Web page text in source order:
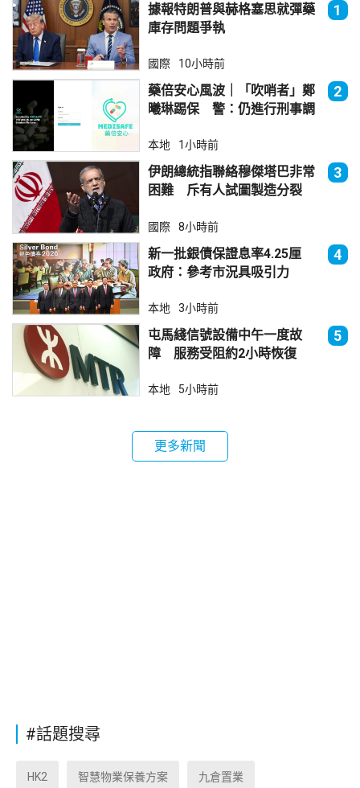
據報特朗普與赫格塞思就彈藥
庫存問題爭執
1
國際 10小時前
藥倍安心風波｜「吹哨者」鄭
曦琳踢保 警：仍進行刑事調
2
本地 1小時前
伊朗總統指聯絡穆傑塔巴非常
困難 斥有人試圖製造分裂
3
國際 8小時前
新一批銀債保證息率4.25厘
政府：參考市況具吸引力
4
本地 3小時前
屯馬綫信號設備中午一度故
障 服務受阻約2小時恢復
5
本地 5小時前
更多新聞
#話題搜尋
HK2 智慧物業保養方案 九倉置業